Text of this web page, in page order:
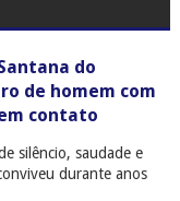
do
de homem com
contato
silêncio, saudade e
durante anos